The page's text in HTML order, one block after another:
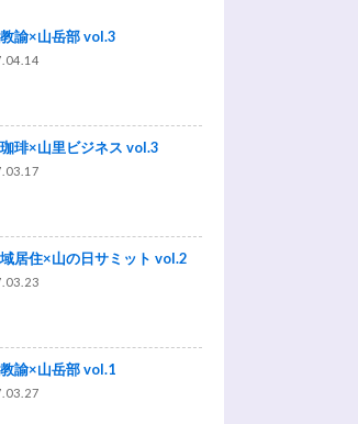
諭×山岳部 vol.3
琲×山里ビジネス vol.3
居住×山の日サミット vol.2
諭×山岳部 vol.1